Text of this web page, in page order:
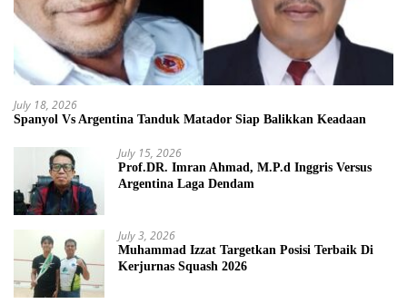
July 18, 2026
Spanyol Vs Argentina Tanduk Matador Siap Balikkan Keadaan
July 15, 2026
Prof.DR. Imran Ahmad, M.P.d Inggris Versus
Argentina Laga Dendam
July 3, 2026
Muhammad Izzat Targetkan Posisi Terbaik Di
Kerjurnas Squash 2026